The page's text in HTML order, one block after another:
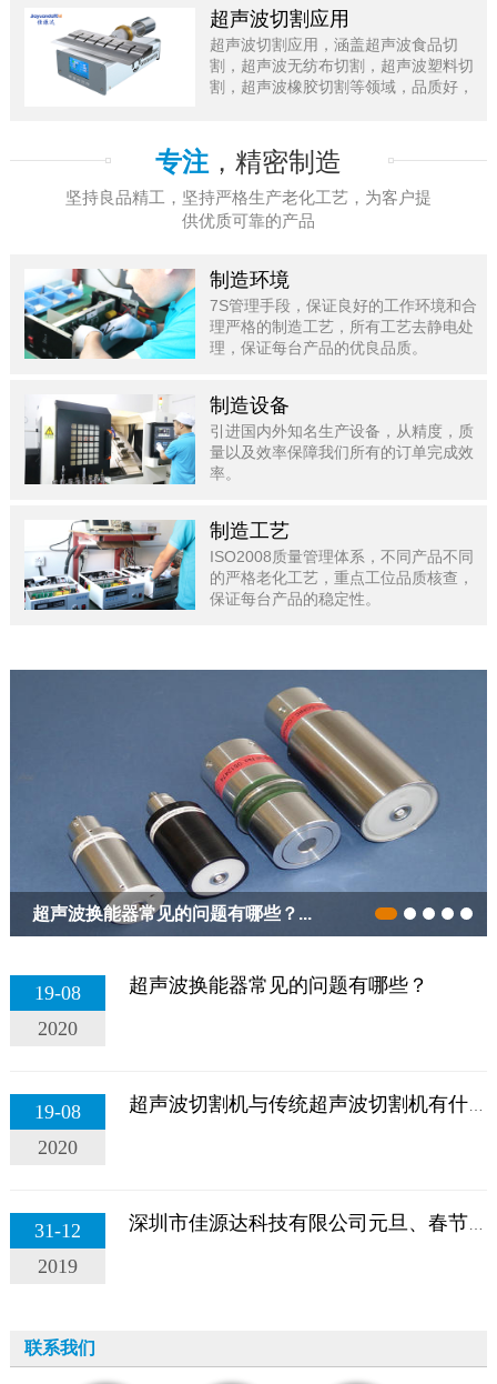
超声波切割应用
超声波切割应用，涵盖超声波食品切
割，超声波无纺布切割，超声波塑料切
割，超声波橡胶切割等领域，品质好，
专注，精密制造
坚持良品精工，坚持严格生产老化工艺，为客户提
供优质可靠的产品
制造环境
7S管理手段，保证良好的工作环境和合
理严格的制造工艺，所有工艺去静电处
理，保证每台产品的优良品质。
制造设备
引进国内外知名生产设备，从精度，质
量以及效率保障我们所有的订单完成效
率。
制造工艺
ISO2008质量管理体系，不同产品不同
的严格老化工艺，重点工位品质核查，
保证每台产品的稳定性。
超声波换能器常见的问题有哪些？...
19-08
2020
超声波换能器常见的问题有哪些？
19-08
2020
31-12
2019
联系我们